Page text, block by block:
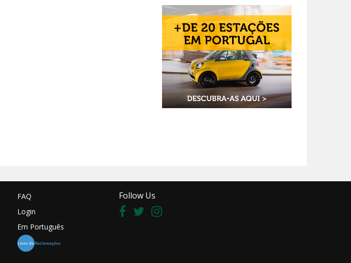
FAQ
Login
Em Português
Follow Us